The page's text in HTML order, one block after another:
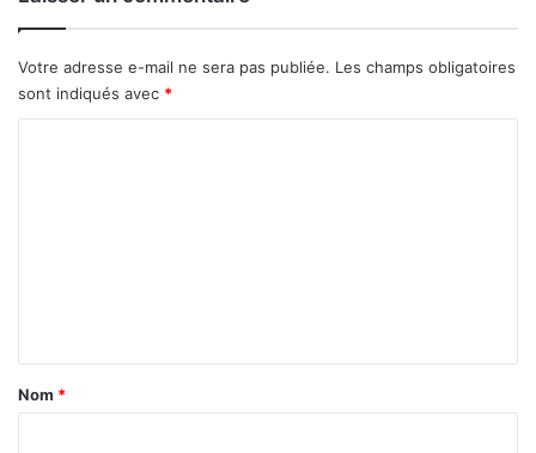
s
e
n
Votre adresse e-mail ne sera pas publiée. Les champs obligatoires
sont indiqués avec *
a
Nom *